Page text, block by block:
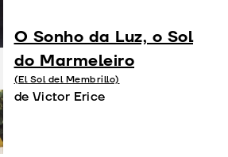
O Sonho da Luz, o Sol
do Marmeleiro
(El Sol del Membrillo)
de Victor Erice